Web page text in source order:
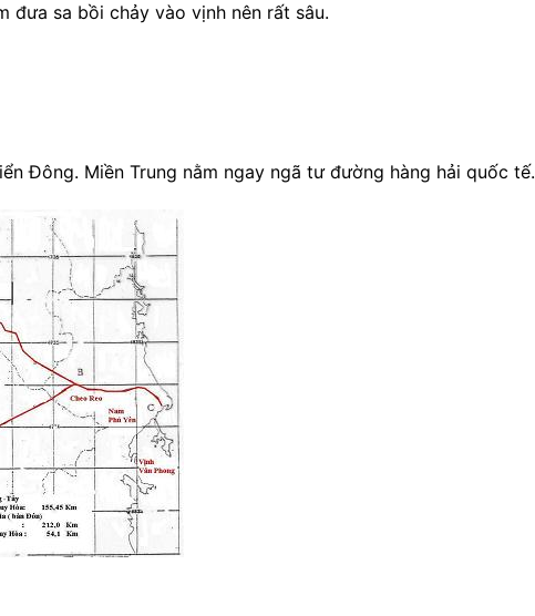
đưa sa bồi chảy vào vịnh nên rất sâu.
Đông. Miền Trung nằm ngay ngã tư đường hàng hải quốc tế.